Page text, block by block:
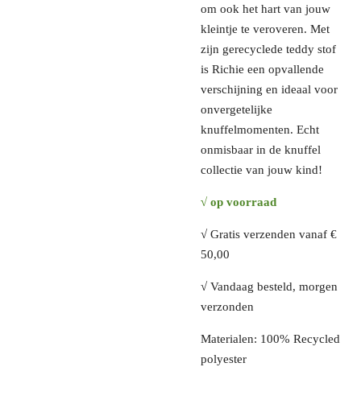
om ook het hart van jouw
kleintje te veroveren. Met
zijn gerecyclede teddy stof
is Richie een opvallende
verschijning en ideaal voor
onvergetelijke
knuffelmomenten. Echt
onmisbaar in de knuffel
collectie van jouw kind!
√ op voorraad
√ Gratis verzenden vanaf €
50,00
√ Vandaag besteld, morgen
verzonden
Materialen: 100% Recycled
polyester